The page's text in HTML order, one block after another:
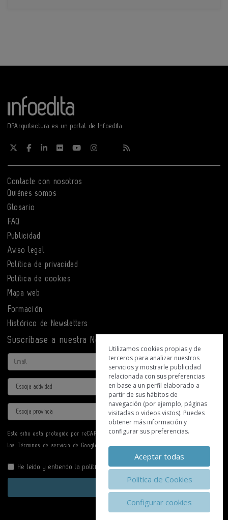
DPArquitectura es un portal de Infoedita
Contacte con nosotros
Quiénes somos
Glosario
FAQ
Publicidad
Aviso legal
Política de privacidad
Política de cookies
Mapa web
Formación
Histórico de Newsletters
Suscríbase a nuestra Newsletter
Email
Actividad
Provincia
Este sitio está protegido por reCAPTCHA y se aplican laPolítica de privacidad
los Términos de servicio de Google.
He leído y entiendo lapolítica de privacidad
Enviar
Utilizamos cookies propias y de
terceros para analizar nuestros
servicios y mostrarle publicidad
relacionada con sus preferencias
en base a un perfil elaborado a
partir de sus hábitos de
navegación (por ejemplo, páginas
visitadas o videos vistos). Puedes
obtener más información y
configurar sus preferencias.
Aceptar todas
Política de Cookies
Configurar cookies